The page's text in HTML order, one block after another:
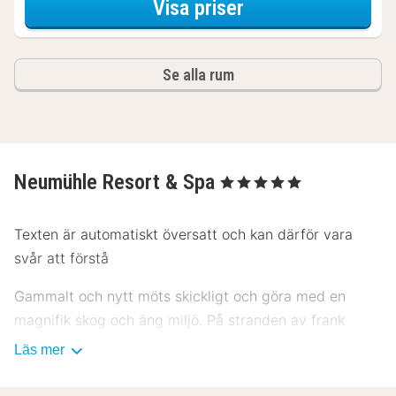
Visa priserför Spapaket
Se alla rum
Neumühle Resort & Spa , 5 Stjärnor
Texten är automatiskt översatt och kan därför vara
svår att förstå
Gammalt och nytt möts skickligt och göra med en
magnifik skog och äng miljö. På stranden av frank
Saale, se Romantik Hotel Neumühle innan utvalda
Läs mer